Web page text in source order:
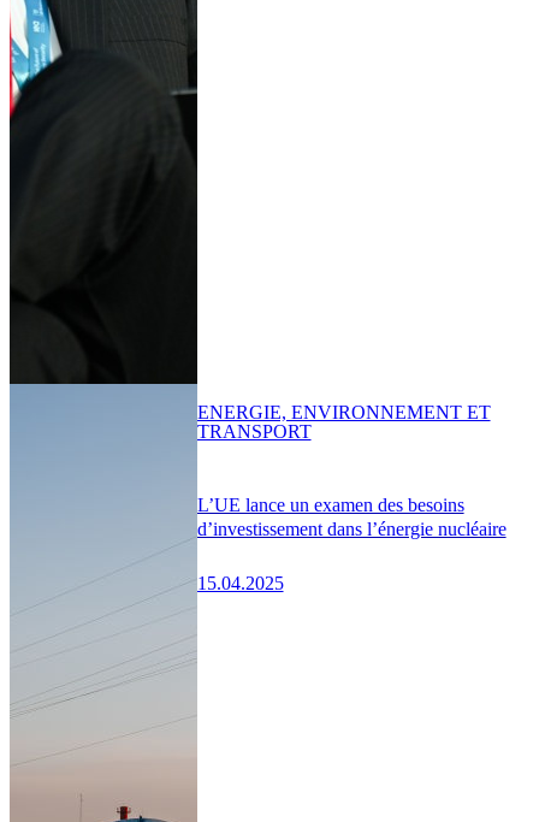
L’UE lance un examen des besoins
d’investissement dans l’énergie nucléaire
15.04.2025
ENERGIE, ENVIRONNEMENT ET
TRANSPORT